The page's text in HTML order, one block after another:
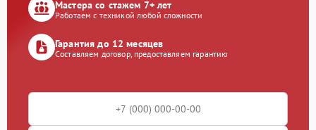
Мастера со стажем 7+ лет
Работаем с техникой любой сложности
Гарантия до 12 месяцев
Составляем договор, предоставляем гарантию